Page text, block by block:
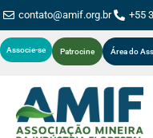
contato@amif.org.br +55
Associe-se Patrocine Área do